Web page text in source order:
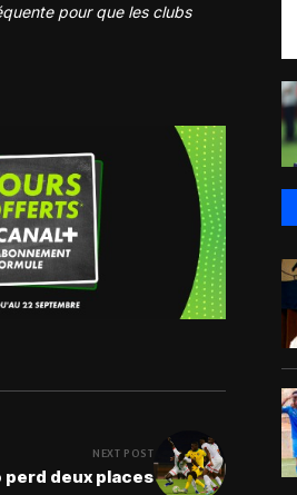
pour que les clubs
NEXT POST
perd deux places